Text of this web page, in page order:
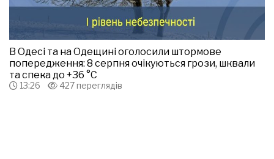
В Одесі та на Одещині оголосили штормове
попередження: 8 серпня очікуються грози, шквали
та спека до +36 °С
13:26 427 переглядів